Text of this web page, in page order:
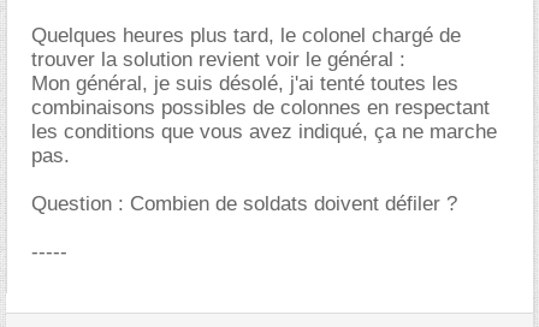
Quelques heures plus tard, le colonel chargé de
trouver la solution revient voir le général :
Mon général, je suis désolé, j'ai tenté toutes les
combinaisons possibles de colonnes en respectant
les conditions que vous avez indiqué, ça ne marche
pas.
Question : Combien de soldats doivent défiler ?
-----